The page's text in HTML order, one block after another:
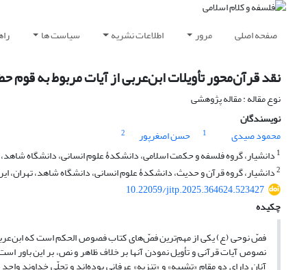
صفحه اصلی مرور اطلاعات نشریه سیاست ها
نقد قرآن‌محور تأویلات ابن‌عربی از آیات مربوط به
نوع مقاله : مقاله پژوهشی
نویسندگان
محمود صیدی
1 حسن اصغرپور
2
1دانشیار، گروه فلسفه و حکمت اسلامی، دانشکدۀ علوم انسانی، دانشگاه شاهد،
2دانشیار، گروه قرآن و حدیث، دانشکدۀ علوم انسانی، دانشگاه شاهد، تهران،
10.22059/jitp.2025.364624.523427
چکیده
فصّ نوحی (ع) یکی از مهم‌ترین فصّ‌های کتاب فصوص الحکم است که ابن‌عربی
نصوص آیات قرآنی و تأویل نمودن آنها بر خلاف ظاهر و نص، بر این باور